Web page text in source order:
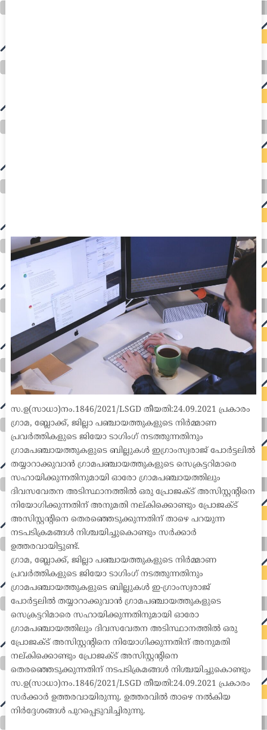
സ.ഉ(സാധാ)നം.1846/2021/LSGD തീയതി:24.09.2021 പ്രകാരം
ഗ്രാമ, ബ്ലോക്ക്, ജില്ലാ പഞ്ചായത്തുകളുടെ നിർമ്മാണ
പ്രവർത്തികളുടെ ജിയോ ടാഗിംഗ് നടത്തുന്നതിനും
ഗ്രാമപഞ്ചായത്തുകളുടെ ബില്ലുകൾ ഇഗ്രാംസ്വരാജ് പോർട്ടലിൽ
തയ്യാറാക്കുവാൻ ഗ്രാമപഞ്ചായത്തുകളുടെ സെക്രട്ടറിമാരെ
സഹായിക്കുന്നതിനുമായി ഓരോ ഗ്രാമപഞ്ചായത്തിലും
ദിവസവേതന അടിസ്ഥാനത്തിൽ ഒരു പ്രോജക്ട് അസിസ്റ്റന്റിനെ
നിയോഗിക്കുന്നതിന് അനുമതി നല്കിക്കൊണ്ടും പ്രോജക്ട്
അസിസ്റ്റന്റിനെ തെരഞ്ഞെടുക്കുന്നതിന് താഴെ പറയുന്ന
നടപടിക്രമങ്ങൾ നിശ്ചയിച്ചുകൊണ്ടും സർക്കാർ
ഉത്തരവായിട്ടുണ്ട്.
ഗ്രാമ, ബ്ലോക്ക്, ജില്ലാ പഞ്ചായത്തുകളുടെ നിർമ്മാണ
പ്രവർത്തികളുടെ ജിയോ ടാഗിംഗ് നടത്തുന്നതിനും
ഗ്രാമപഞ്ചായത്തുകളുടെ ബില്ലുകൾ ഇ-ഗ്രാംസ്വരാജ്
പോർട്ടലിൽ തയ്യാറാക്കുവാൻ ഗ്രാമപഞ്ചായത്തുകളുടെ
സെക്രട്ടറിമാരെ സഹായിക്കുന്നതിനുമായി ഓരോ
ഗ്രാമപഞ്ചായത്തിലും ദിവസവേതന അടിസ്ഥാനത്തിൽ ഒരു
പ്രോജക്ട് അസിസ്റ്റന്റിനെ നിയോഗിക്കുന്നതിന് അനുമതി
നല്കിക്കൊണ്ടും പ്രോജക്ട് അസിസ്റ്റന്റിനെ
തെരഞ്ഞെടുക്കുന്നതിന് നടപടിക്രമങ്ങൾ നിശ്ചയിച്ചുകൊണ്ടും
സ.ഉ(സാധാ)നം.1846/2021/LSGD തീയതി:24.09.2021 പ്രകാരം
സർക്കാർ ഉത്തരവായിരുന്നു. ഉത്തരവിൽ താഴെ നൽകിയ
നിർദ്ദേശങ്ങൾ പുറപ്പെടുവിച്ചിരുന്നു.